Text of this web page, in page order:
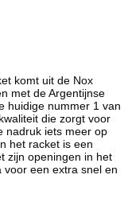
komt uit de Nox
met de Argentijnse
huidige nummer 1 van
die zorgt voor
nadruk iets meer op
het racket is een
zijn openingen in het
een extra snel en